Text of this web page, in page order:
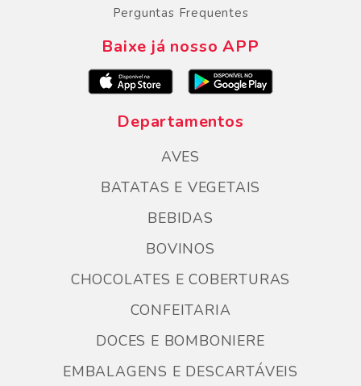
Perguntas Frequentes
Baixe já nosso APP
Departamentos
AVES
BATATAS E VEGETAIS
BEBIDAS
BOVINOS
CHOCOLATES E COBERTURAS
CONFEITARIA
DOCES E BOMBONIERE
EMBALAGENS E DESCARTÁVEIS